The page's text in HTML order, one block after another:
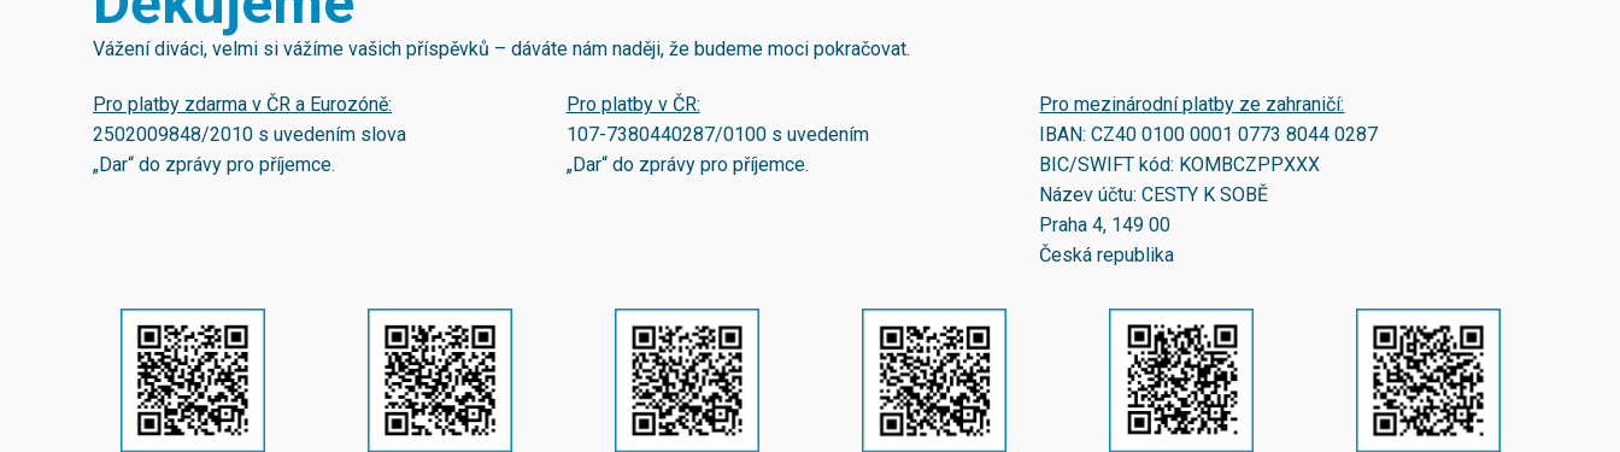
Vážení diváci, velmi si vážíme vašich příspěvků – dáváte nám naději, že budeme moci pokračovat.
Pro platby zdarma v ČR a Eurozóně:
2502009848/2010 s uvedením slova
„Dar“ do zprávy pro příjemce.
Pro platby v ČR:
107-7380440287/0100s uvedením
„Dar“ do zprávy pro příjemce.
Pro mezinárodní platby ze zahraničí:
IBAN:CZ40 0100 0001 0773 8044 0287
BIC/SWIFT kód: KOMBCZPPXXX
Název účtu: CESTY K SOBĚ
Praha 4, 149 00
Česká republika